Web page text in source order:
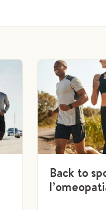
Back to